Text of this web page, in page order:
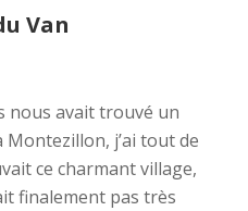
Van
nous avait trouvé un
j’ai tout de
ce charmant village,
finalement pas très